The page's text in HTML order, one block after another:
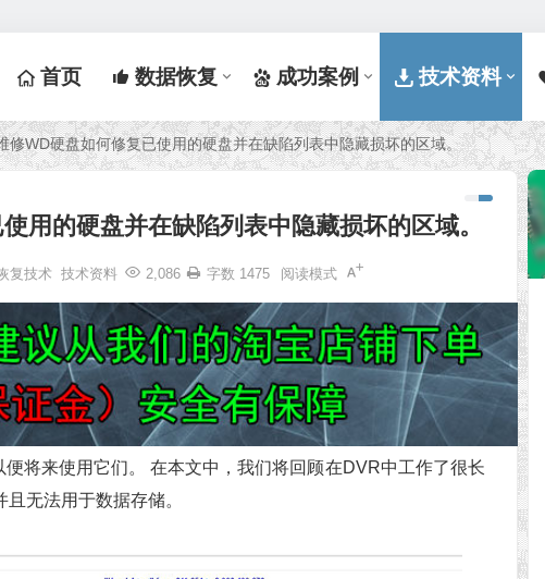
首页 数据恢复 成功案例 技术资料
修WD硬盘如何修复已使用的硬盘并在缺陷列表中隐藏损坏的区域。
用的硬盘并在缺陷列表中隐藏损坏的区域。
复技术 技术资料 2,086 字数 1475 阅读模式
将来使用它们。 在本文中，我们将回顾在DVR中工作了很长
无法用于数据存储。